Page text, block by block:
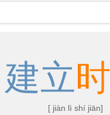
建立时
[ jiàn lì shí jiān]